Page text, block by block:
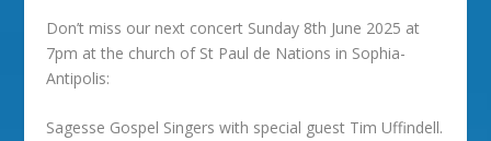
Don’t miss our next concert Sunday 8th June 2025 at
7pm at the church of St Paul de Nations in Sophia-
Antipolis:
Sagesse Gospel Singers with special guest Tim Uffindell.